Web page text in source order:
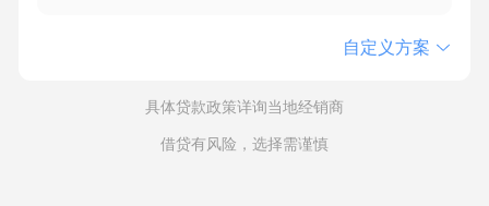
自定义方案
具体贷款政策详询当地经销商
借贷有风险，选择需谨慎